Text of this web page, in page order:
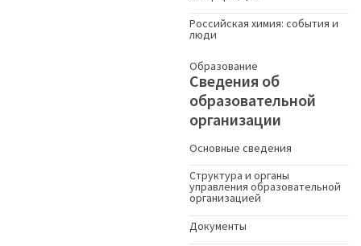
Российская химия: события и
люди
Образование
Сведения об
образовательной
организации
Основные сведения
Структура и органы
управления образовательной
организацией
Документы